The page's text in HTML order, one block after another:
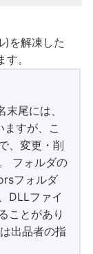
)を解凍した
。
尾には、
すが、こ
、変更・削
フォルダの
フォルダ
DLLファイ
ことがあり
出品者の指